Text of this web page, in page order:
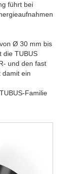
führt bei
Ø 30 mm bis
die TUBUS
und den fast
damit ein
Familie